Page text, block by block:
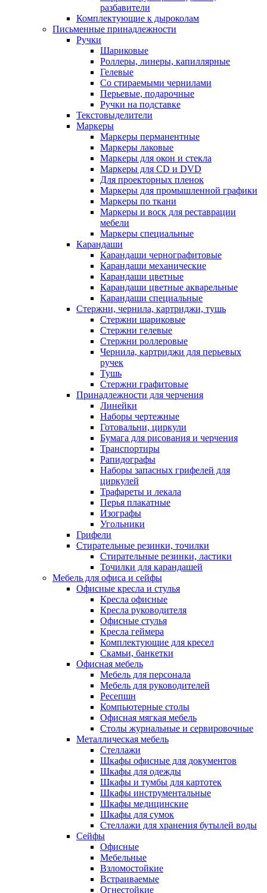
разбавители
Комплектующие к дыроколам
Письменные принадлежности
Ручки
Шариковые
Роллеры, линеры, капиллярные
Гелевые
Со стираемыми чернилами
Перьевые, подарочные
Ручки на подставке
Текстовыделители
Маркеры
Маркеры перманентные
Маркеры лаковые
Маркеры для окон и стекла
Маркеры для CD и DVD
Для проекторных пленок
Маркеры для промышленной графики
Маркеры по ткани
Маркеры и воск для реставрации
мебели
Маркеры специальные
Карандаши
Карандаши чернографитовые
Карандаши механические
Карандаши цветные
Карандаши цветные акварельные
Карандаши специальные
Стержни, чернила, картриджи, тушь
Стержни шариковые
Стержни гелевые
Стержни роллеровые
Чернила, картриджи для перьевых
ручек
Тушь
Стержни графитовые
Принадлежности для черчения
Линейки
Наборы чертежные
Готовальни, циркули
Бумага для рисования и черчения
Транспортиры
Рапидографы
Наборы запасных грифелей для
циркулей
Трафареты и лекала
Перья плакатные
Изографы
Угольники
Грифели
Стирательные резинки, точилки
Стирательные резинки, ластики
Точилки для карандашей
Мебель для офиса и сейфы
Офисные кресла и стулья
Кресла офисные
Кресла руководителя
Офисные стулья
Кресла геймера
Комплектующие для кресел
Скамьи, банкетки
Офисная мебель
Мебель для персонала
Мебель для руководителей
Ресепшн
Компьютерные столы
Офисная мягкая мебель
Столы журнальные и сервировочные
Металлическая мебель
Стеллажи
Шкафы офисные для документов
Шкафы для одежды
Шкафы и тумбы для картотек
Шкафы инструментальные
Шкафы медицинские
Шкафы для сумок
Стеллажи для хранения бутылей воды
Сейфы
Офисные
Мебельные
Взломостойкие
Встраиваемые
Огнестойкие